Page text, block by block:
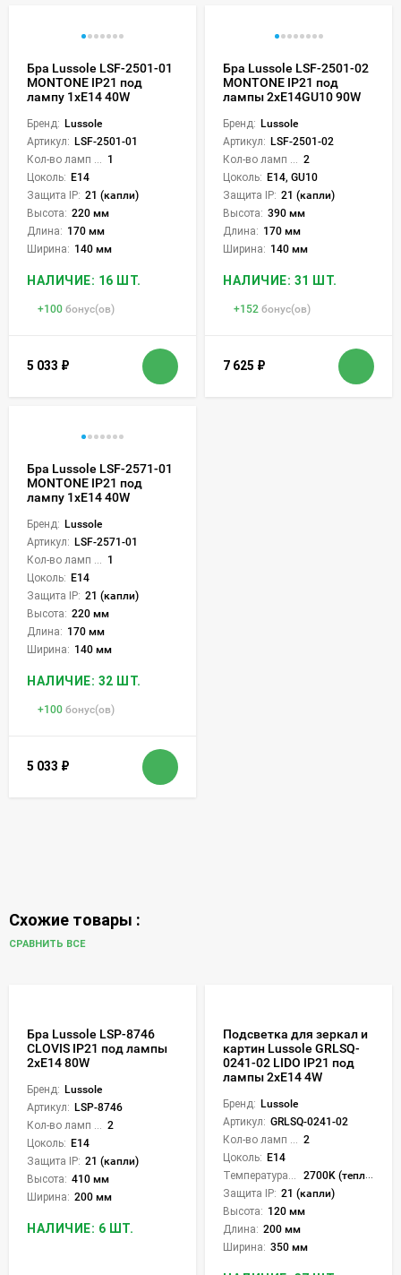
Бра Lussole LSF-2501-01
MONTONE IP21 под
лампу 1xE14 40W
Бренд: Lussole
Артикул: LSF-2501-01
1
Цоколь: E14
Защита IP: 21 (капли)
Высота: 220 мм
Длина: 170 мм
Ширина: 140 мм
НАЛИЧИЕ: 16 ШТ.
+100 бонус(ов)
5 033 ₽
Бра Lussole LSF-2501-02
MONTONE IP21 под
лампы 2xE14GU10 90W
Бренд: Lussole
Артикул: LSF-2501-02
2
Цоколь: E14, GU10
Защита IP: 21 (капли)
Высота: 390 мм
Длина: 170 мм
Ширина: 140 мм
НАЛИЧИЕ: 31 ШТ.
+152 бонус(ов)
7 625 ₽
Бра Lussole LSF-2571-01
MONTONE IP21 под
лампу 1xE14 40W
Бренд: Lussole
Артикул: LSF-2571-01
1
Цоколь: E14
Защита IP: 21 (капли)
Высота: 220 мм
Длина: 170 мм
Ширина: 140 мм
НАЛИЧИЕ: 32 ШТ.
+100 бонус(ов)
5 033 ₽
Схожие товары :
СРАВНИТЬ ВСЕ
Бра Lussole LSP-8746
CLOVIS IP21 под лампы
2xE14 80W
Бренд: Lussole
Артикул: LSP-8746
2
Цоколь: E14
Защита IP: 21 (капли)
Высота: 410 мм
Ширина: 200 мм
НАЛИЧИЕ: 6 ШТ.
Подсветка для зеркал и
картин Lussole GRLSQ-
0241-02 LIDO IP21 под
лампы 2xE14 4W
Бренд: Lussole
Артикул: GRLSQ-0241-02
2
Цоколь: E14
2700K (теплый)
Защита IP: 21 (капли)
Высота: 120 мм
Длина: 200 мм
Ширина: 350 мм